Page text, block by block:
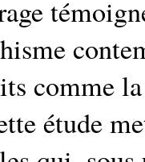
comme
étude